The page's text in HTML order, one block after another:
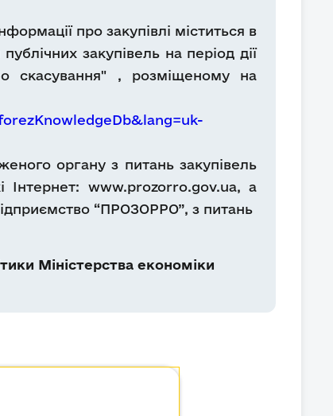
про закупівлі міститься в
закупівель на період дії
скасування" , розміщеному на
органу з питань закупівель
Інтернет: www.prozorro.gov.ua, а
“ПРОЗОРРО”, з питань
Міністерства економіки